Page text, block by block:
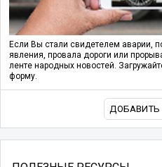
Если Вы стали свидетелем аварии,
явления, провала дороги или
ленте народных новостей.
форму.
ДОБАВИТЬ